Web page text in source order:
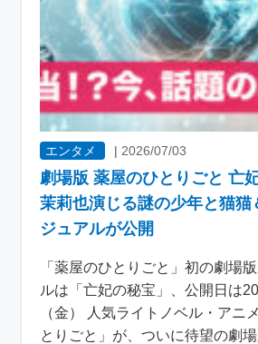
エンタメ | 2026/07/03
劇場版 薬屋のひとりごと 亡
茉莉也演じる謎の少年と猫猫
ジュアルが公開
「薬屋のひとりごと」初の劇場
ルは「亡妃の秘宝」、公開日は
（金） 人気ライトノベル・アニ
とりごと」が、ついに待望の劇